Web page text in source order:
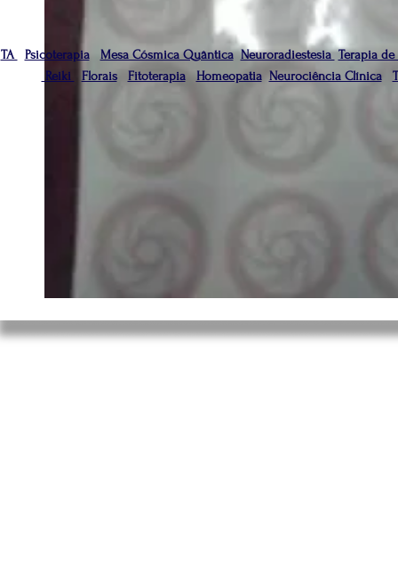
TA Psicoterapia Mesa Cósmica Quântica Neuroradiestesia Terapia de
Reiki
Florais Fitoterapia Homeopatia Neurociência Clínica